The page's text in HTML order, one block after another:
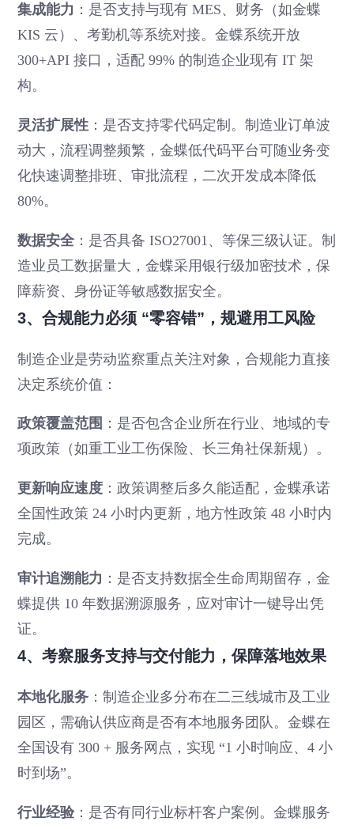
集成能力 ：是否支持与现有 MES、财务（如金蝶
KIS 云）、考勤机等系统对接。金蝶系统开放
300+API 接口，适配 99% 的制造企业现有 IT 架
构。
灵活扩展性 ：是否支持零代码定制。制造业订单波
动大，流程调整频繁，金蝶低代码平台可随业务变
化快速调整排班、审批流程，二次开发成本降低
80%。
数据安全 ：是否具备 ISO27001、等保三级认证。制
造业员工数据量大，金蝶采用银行级加密技术，保
障薪资、身份证等敏感数据安全。
3、合规能力必须 “零容错”，规避用工风险
制造企业是劳动监察重点关注对象，合规能力直接
决定系统价值：
政策覆盖范围 ：是否包含企业所在行业、地域的专
项政策（如重工业工伤保险、长三角社保新规）。
更新响应速度 ：政策调整后多久能适配，金蝶承诺
全国性政策 24 小时内更新，地方性政策 48 小时内
完成。
审计追溯能力 ：是否支持数据全生命周期留存，金
蝶提供 10 年数据溯源服务，应对审计一键导出凭
证。
4、考察服务支持与交付能力，保障落地效果
本地化服务 ：制造企业多分布在二三线城市及工业
园区，需确认供应商是否有本地服务团队。金蝶在
全国设有 300 + 服务网点，实现 “1 小时响应、4 小
时到场”。
行业经验：是否有同行业标杆客户案例。金蝶服务